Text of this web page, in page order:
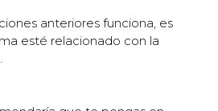
anteriores funciona, es
esté relacionado con la